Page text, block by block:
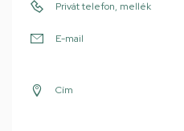
Privát telefon, mellék
E-mail
Cím